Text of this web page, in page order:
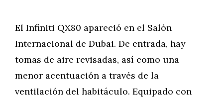
El Infiniti QX80 apareció en el Salón
Internacional de Dubai. De entrada, hay
tomas de aire revisadas, así como una
menor acentuación a través de la
ventilación del habitáculo. Equipado con